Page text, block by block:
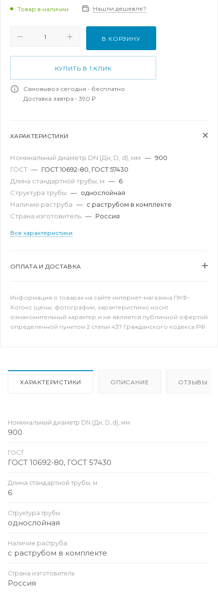
Товар в наличии Нашли дешевле?
В КОРЗИНУ
КУПИТЬ В 1 КЛИК
Самовывоз сегодня - бесплатно
Доставка завтра - 390 ₽
ХАРАКТЕРИСТИКИ
Номинальный диаметр DN (Дн, D, d), мм — 900
ГОСТ — ГОСТ 10692-80, ГОСТ 57430
Длина стандартной трубы, м — 6
Структура трубы — однослойная
Наличие раструба — с раструбом в комплекте
Страна изготовитель — Россия
Все характеристики
ОПЛАТА И ДОСТАВКА
Информация о товарах на сайте интернет-магазина ПКФ-
Хотокс (цены, фотографии, характеристики) носит
ознакомительный характер и не является публичной офертой
определенной пунктом 2 статьи 437 Гражданского кодекса РФ.
ХАРАКТЕРИСТИКИ ОПИСАНИЕ ОТЗЫВЫ
Номинальный диаметр DN (Дн, D, d), мм
900
ГОСТ
ГОСТ 10692-80, ГОСТ 57430
Длина стандартной трубы, м
6
Структура трубы
однослойная
Наличие раструба
с раструбом в комплекте
Страна изготовитель
Россия